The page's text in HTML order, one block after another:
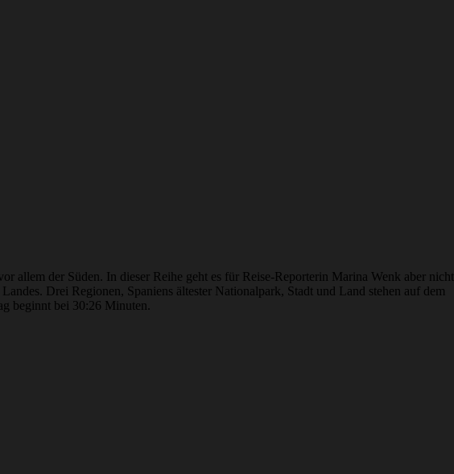
allem der Süden. In dieser Reihe geht es für Reise-Reporterin Marina Wenk aber nicht
Drei Regionen, Spaniens ältester Nationalpark, Stadt und Land stehen auf dem
beginnt bei 30:26 Minuten.